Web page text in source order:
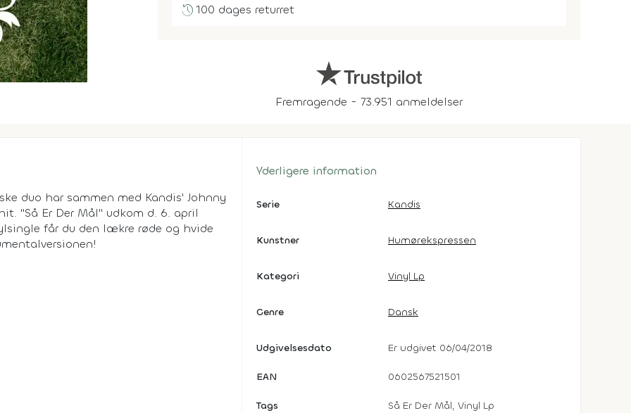
history100 dages returret
Fremragende - 73.951 anmeldelser
duo har sammen med Kandis' Johnny
"Så Er Der Mål" udkom d. 6. april
får du den lækre røde og hvide
Yderligere information
Serie Kandis
Kunstner Humørekspressen
Kategori Vinyl Lp
Genre Dansk
Udgivelsesdato Er udgivet 06/04/2018
EAN 0602567521501
Tags Så Er Der Mål, Vinyl Lp